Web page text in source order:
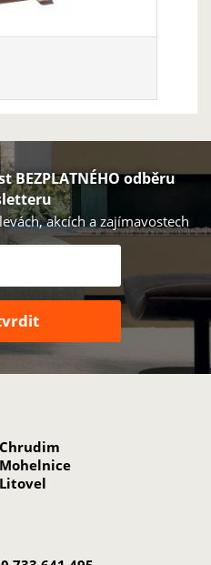
BEZPLATNÉHO odběru
akcích a zajímavostech
Chrudim
Mohelnice
Litovel